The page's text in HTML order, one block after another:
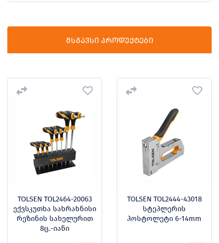
მსგავსი პროდუქტები
TOLSEN TOL2464-20063
ექვსკუთხა სახრახნისი
რეზინის სახელურით
8ც.-იანი
TOLSEN TOL2444-43018
სტეპლერის
პოსტოლეტი 6-14mm